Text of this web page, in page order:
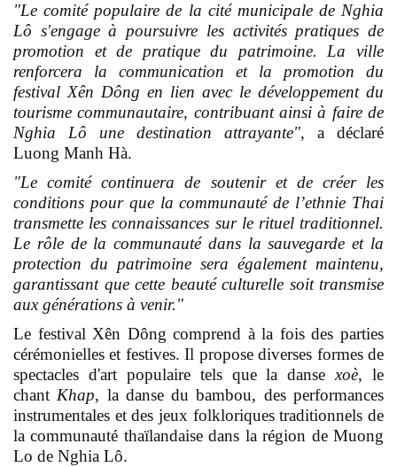
"Le comité populaire de la cité municipale de Nghia
Lô s'engage à poursuivre les activités pratiques de
promotion et de pratique du patrimoine. La ville
renforcera la communication et la promotion du
festival Xên Dông en lien avec le développement du
tourisme communautaire, contribuant ainsi à faire de
Nghia Lô une destination attrayante", a déclaré
Luong Manh Hà.
"Le comité continuera de soutenir et de créer les
conditions pour que la communauté de l’ethnie Thai
transmette les connaissances sur le rituel traditionnel.
Le rôle de la communauté dans la sauvegarde et la
protection du patrimoine sera également maintenu,
garantissant que cette beauté culturelle soit transmise
aux générations à venir."
Le festival Xên Dông comprend à la fois des parties
cérémonielles et festives. Il propose diverses formes de
spectacles d'art populaire tels que la dansexoè, le
chant Khap, la danse du bambou, des performances
instrumentales et des jeux folkloriques traditionnels de
la communauté thaïlandaise dans la région de Muong
Lo de Nghia Lô.